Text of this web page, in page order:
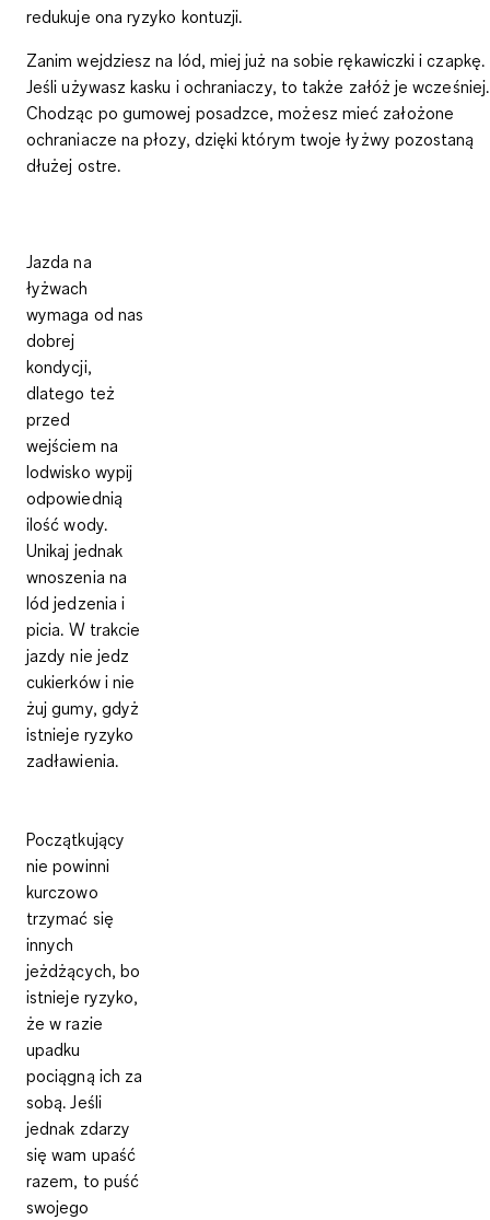
redukuje ona ryzyko kontuzji.
Zanim wejdziesz na lód, miej już na sobie rękawiczki i czapkę.
Jeśli używasz kasku i ochraniaczy, to także załóż je wcześniej.
Chodząc po gumowej posadzce, możesz mieć założone
ochraniacze na płozy, dzięki którym twoje łyżwy pozostaną
dłużej ostre.
Jazda na
łyżwach
wymaga od nas
dobrej
kondycji,
dlatego też
przed
wejściem na
lodwisko wypij
odpowiednią
ilość wody.
Unikaj jednak
wnoszenia na
lód jedzenia i
picia. W trakcie
jazdy nie jedz
cukierków i nie
żuj gumy, gdyż
istnieje ryzyko
zadławienia.
Początkujący
nie powinni
kurczowo
trzymać się
innych
jeżdżących, bo
istnieje ryzyko,
że w razie
upadku
pociągną ich za
sobą. Jeśli
jednak zdarzy
się wam upaść
razem, to puść
swojego